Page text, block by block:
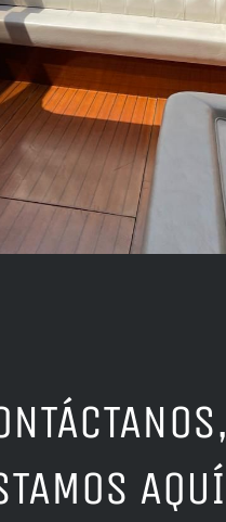
AQUÍ